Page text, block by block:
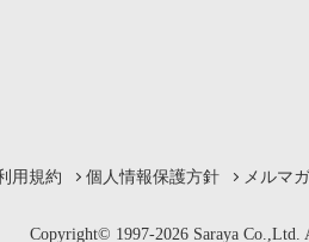
用規約 個人情報保護方針 メルマ
Copyright© 1997-2026 Saraya Co.,Ltd.